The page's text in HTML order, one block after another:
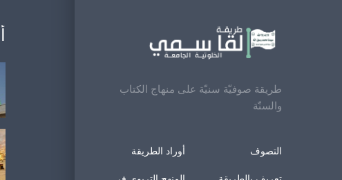
طريقة صوفيّة سنيّة على منهاج الكتاب
والسنّة
التصوف أوراد الطريقة